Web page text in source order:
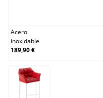
Acero
inoxidable
189,90 €
Blanco